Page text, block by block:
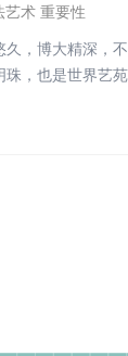
艺术 重要性
久，博大精深，
珠，也是世界艺